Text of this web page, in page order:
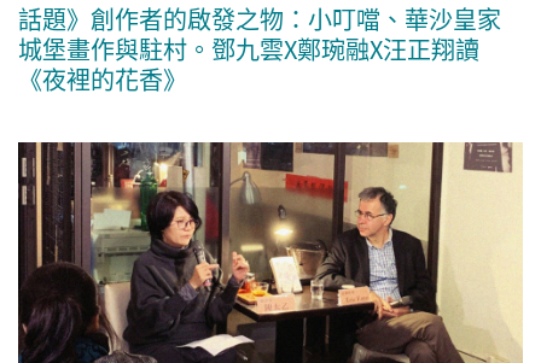
話題》創作者的啟發之物：小叮噹、華沙皇家
城堡畫作與駐村。鄧九雲X鄭琬融X汪正翔讀
《夜裡的花香》